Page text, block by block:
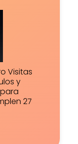
Visitas
y
27